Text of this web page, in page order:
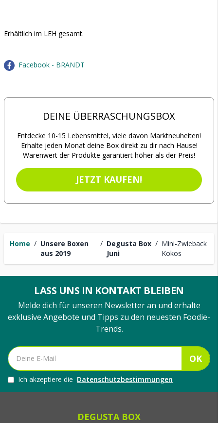
Home / Unsere Boxen
aus 2019
/ Degusta Box
Juni
/ Mini-Zwieback
Kokos
Erhältlich im LEH gesamt.
Facebook - BRANDT
DEINE ÜBERRASCHUNGSBOX
Entdecke 10-15 Lebensmittel, viele davon Marktneuheiten!
Erhalte jeden Monat deine Box direkt zu dir nach Hause!
Warenwert der Produkte garantiert höher als der Preis!
JETZT KAUFEN!
LASS UNS IN KONTAKT BLEIBEN
Melde dich für unseren Newsletter an und erhalte
exklusive Angebote und Tipps zu den neuesten Foodie-
Trends.
OK
Ich akzeptiere die Datenschutzbestimmungen
DEGUSTA BOX